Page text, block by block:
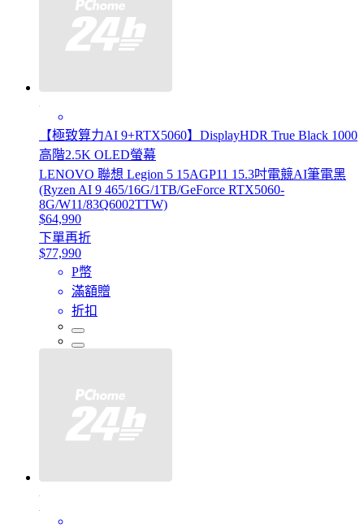
【極致算力AI 9+RTX5060】DisplayHDR True Black 1000
高階2.5K OLED螢幕
LENOVO 聯想 Legion 5 15AGP11 15.3吋電競AI筆電黑
(Ryzen AI 9 465/16G/1TB/GeForce RTX5060-
8G/W11/83Q6002TTW)
$64,990
下單再折
$77,990
P幣
滿額贈
折扣